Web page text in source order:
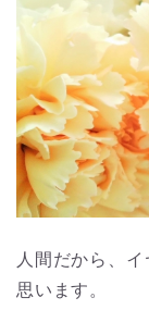
人間だから、
思います。